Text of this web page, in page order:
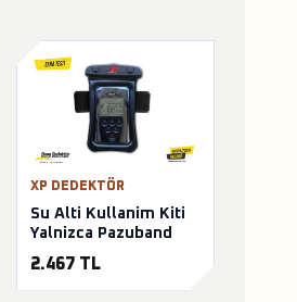
XP DEDEKTÖR
Su Alti Kullanim Kiti
Yalnizca Pazuband
2.467 TL